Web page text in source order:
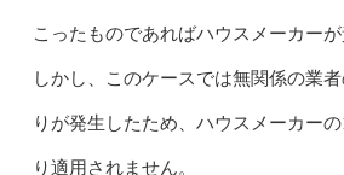
こったものであればハウスメーカーが
しかし、このケースでは無関係の業
りが発生したため、ハウスメーカー
り適用されません。